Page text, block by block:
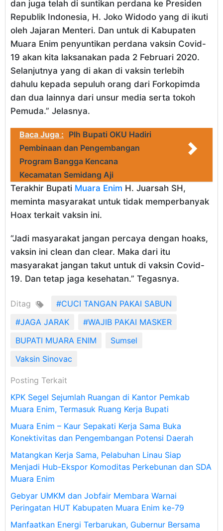
dan juga telah di suntikan perdana ke Presiden
Republik Indonesia, H. Joko Widodo yang di ikuti
oleh Jajaran Menteri. Dan untuk di Kabupaten
Muara Enim penyuntikan perdana vaksin Covid-
19 akan kita laksanakan pada 2 Februari 2020.
Selanjutnya yang di akan di vaksin terlebih
dahulu kepada sepuluh orang dari Forkopimda
dan dua lainnya dari unsur media serta tokoh
Pemuda.” Jelasnya.
Baca Juga : Plh Bupati OKU Hadiri
Pembinaan dan Pengembangan
Program Bangga Kencana
Kecamatan Semidang Aji
Terakhir Bupati Muara Enim H. Juarsah SH,
meminta masyarakat untuk tidak memperbanyak
Hoax terkait vaksin ini.
“Jadi masyarakat jangan percaya dengan hoaks,
vaksin ini clean dan clear. Maka dari itu
masyarakat jangan takut untuk di vaksin Covid-
19. Dan tetap jaga kesehatan.” Tegasnya.
Ditag
#CUCI TANGAN PAKAI SABUN
#JAGA JARAK
#WAJIB PAKAI MASKER
BUPATI MUARA ENIM
Sumsel
Vaksin Sinovac
Posting Terkait
KPK Segel Sejumlah Ruangan di Kantor Pemkab
Muara Enim, Termasuk Ruang Kerja Bupati
Muara Enim – Kaur Sepakati Kerja Sama Buka
Konektivitas dan Pengembangan Potensi Daerah
Matangkan Kerja Sama, Pelabuhan Linau Siap
Menjadi Hub-Ekspor Komoditas Perkebunan dan SDA
Muara Enim
Gebyar UMKM dan Jobfair Membara Warnai
Peringatan HUT Kabupaten Muara Enim ke-79
Manfaatkan Energi Terbarukan, Gubernur Bersama